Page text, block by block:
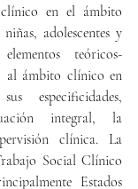
en el ámbito
adolescentes y
teóricos-
al ámbito clínico en
especificidades,
integral, la
clínica. La
Social Clínico
Estados